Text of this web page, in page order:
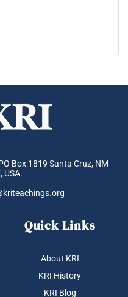
Box 1819 Santa Cruz, NM
USA.
Quick Links
About KRI
KRI History
KRI Blog